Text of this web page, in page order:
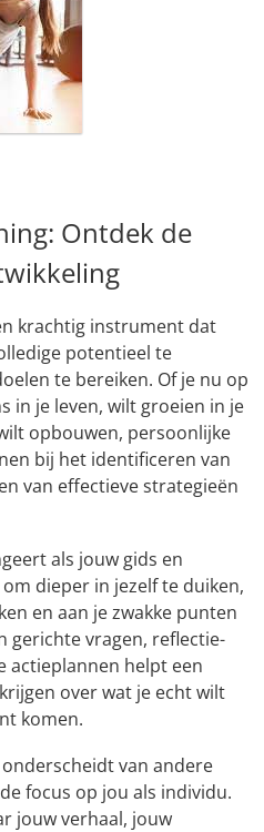
Ontdek de
krachtig instrument dat
potentieel te
te bereiken. Of je nu op
in je leven, wilt groeien in je
opbouwen, persoonlijke
bij het identificeren van
van effectieve strategieën
als jouw gids en
dieper in jezelf te duiken,
en aan je zwakke punten
gerichte vragen, reflectie-
actieplannen helpt een
over wat je echt wilt
komen.
van andere
focus op jou als individu.
jouw verhaal, jouw